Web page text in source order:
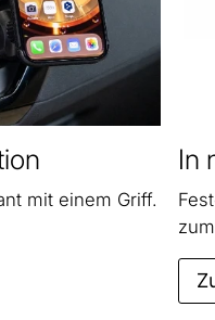
mit einem Griff.
In